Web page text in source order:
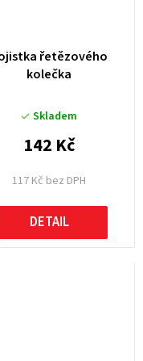
řetězového
kolečka
Skladem
117 Kč bez DPH
142 Kč
DETAIL